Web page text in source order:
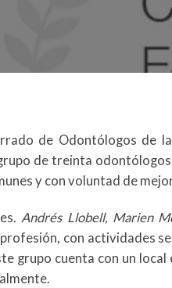
de Odontólogos de
de treinta
y con voluntad de
Andrés Llobell, Marien
con actividades
grupo cuenta con un